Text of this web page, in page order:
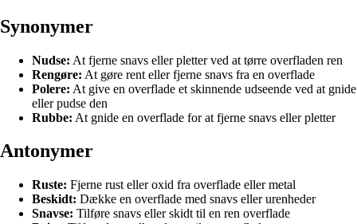
Synonymer
Nudse: At fjerne snavs eller pletter ved at tørre overfladen ren
Rengøre: At gøre rent eller fjerne snavs fra en overflade
Polere: At give en overflade et skinnende udseende ved at gnide
eller pudse den
Rubbe: At gnide en overflade for at fjerne snavs eller pletter
Antonymer
Ruste: Fjerne rust eller oxid fra overflade eller metal
Beskidt: Dække en overflade med snavs eller urenheder
Snavse: Tilføre snavs eller skidt til en ren overflade